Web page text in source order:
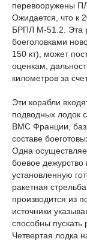
перевооружены
Ожидается, что к
БРПЛ М-51.2. Эта
боеголовками
150 кт), может
оценкам,
километров за
Эти корабли
подводных лодок
ВМС Франции,
составе
Одна
боевое дежурство
установленную
ракетная
производится из
источники
способны пускать
Четвертая лодка